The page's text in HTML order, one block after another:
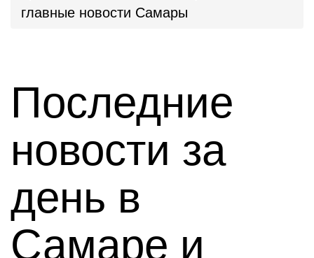
главные новости Самары
Последние
новости за
день в
Самаре и